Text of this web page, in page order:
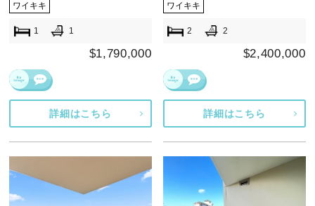
ワイキキ
1 1
$1,790,000
詳細はこちら
ワイキキ
2 2
$2,400,000
詳細はこちら